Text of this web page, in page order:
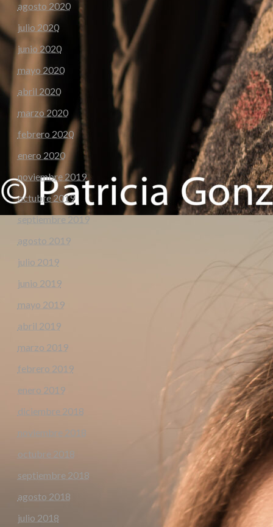
agosto 2020
julio 2020
junio 2020
mayo 2020
abril 2020
marzo 2020
febrero 2020
enero 2020
noviembre 2019
octubre 2019
septiembre 2019
agosto 2019
julio 2019
junio 2019
mayo 2019
abril 2019
marzo 2019
febrero 2019
enero 2019
diciembre 2018
noviembre 2018
octubre 2018
septiembre 2018
agosto 2018
julio 2018